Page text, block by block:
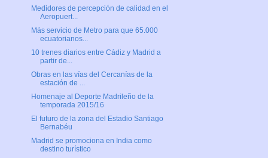
Medidores de percepción de calidad en el
Aeropuert...
Más servicio de Metro para que 65.000
ecuatorianos...
10 trenes diarios entre Cádiz y Madrid a
partir de...
Obras en las vías del Cercanías de la
estación de ...
Homenaje al Deporte Madrileño de la
temporada 2015/16
El futuro de la zona del Estadio Santiago
Bernabéu
Madrid se promociona en India como
destino turístico